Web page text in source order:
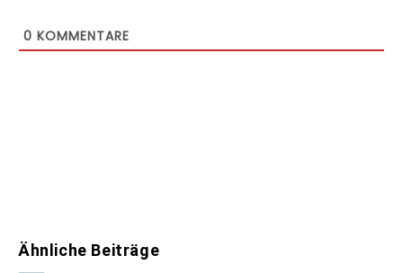
0 KOMMENTARE
Ähnliche Beiträge